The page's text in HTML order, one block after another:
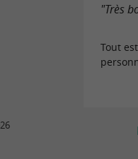
"Très
Tout